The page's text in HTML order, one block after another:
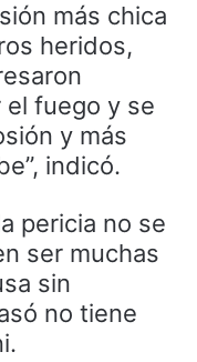
más chica
heridos,
el fuego y se
y más
indicó.
pericia no se
ser muchas
sin
no tiene